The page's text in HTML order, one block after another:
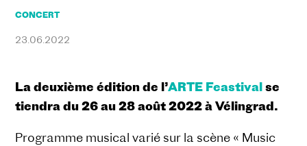
CONCERT
23.06.2022
La deuxième édition de l’ARTE Feastivalse
tiendra du 26 au 28 août 2022 à Vélingrad.
Programme musical varié sur la scène « Music